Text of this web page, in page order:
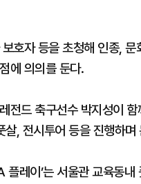
호자 등을 초청해 인종,
에 의의를 둔다.
전드 축구선수 박지성이
살, 전시투어 등을 진행하
레이’는 서울관 교육동